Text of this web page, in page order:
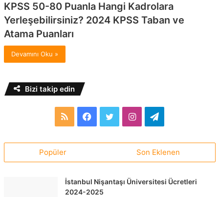
KPSS 50-80 Puanla Hangi Kadrolara
Yerleşebilirsiniz? 2024 KPSS Taban ve
Atama Puanları
Devamını Oku »
Bizi takip edin
RSS Facebook
TwitterInstagramTelegram
Popüler Son Eklenen
İstanbul Nişantaşı Üniversitesi Ücretleri
2024-2025